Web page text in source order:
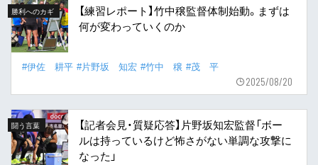
勝利へのカギ
【練習レポート】竹中穣監督体制始動。まずは
何が変わっていくのか
#伊佐 耕平 #片野坂 知宏 #竹中 穣 #茂 平
2025/08/20
闘う言葉
【記者会見・質疑応答】片野坂知宏監督「ボー
ルは持っているけど怖さがない単調な攻撃に
なった」